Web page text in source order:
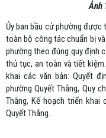
Ảnh
Ủy ban bầu cử phường
toàn bộ công tác chuẩn bị
phường theo đúng quy định
thủ tục, an toàn và tiết
khai các văn bản: Quyết
phường Quyết Thắng, Quy
Thắng, Kế hoạch triển khai
Quyết Thắng.